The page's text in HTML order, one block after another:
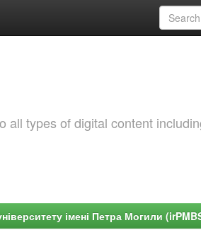
types of digital content
імені Петра Могили